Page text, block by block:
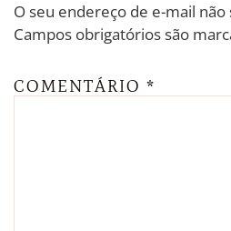
O seu endereço de e-mail
Campos obrigatórios são
COMENTÁRIO *